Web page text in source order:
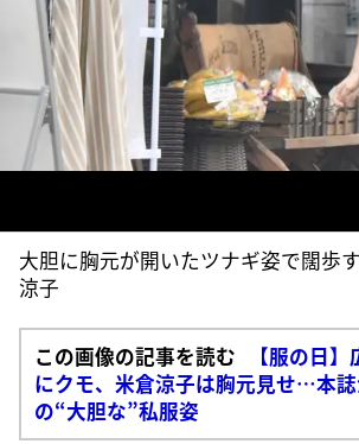
大胆に胸元が開いたツナギ姿で闊歩
涼子
この画像の記事を読む
【服の日
にクモ、米倉涼子は胸元見せ…本
の“大胆な”私服姿